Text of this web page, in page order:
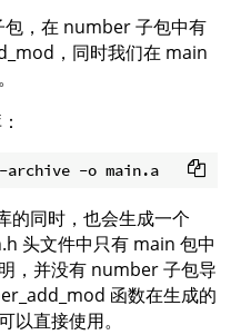
，在 number 子包中有
，同时我们在 main
的同时，也会生成一个
头文件中只有 main 包中
，并没有 number 子包导
函数在生成的
以直接使用。